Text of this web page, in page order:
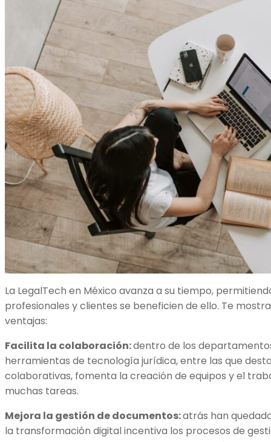
La LegalTech en México avanza a su tiempo,
profesionales y clientes se beneficien de ello. Te
ventajas:
Facilita la colaboración:dentro de los
herramientas de tecnología jurídica, entre las que
colaborativas, fomenta la creación de equipos y el
muchas tareas.
Mejora la gestión de documentos:atrás han
la transformación digital incentiva los procesos de